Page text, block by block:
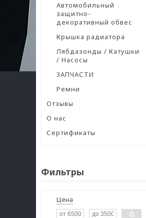
Автомобильный
защитно-
декоративный обвес
Крышка радиатора
Лябдазонды / Катушки
/ Насосы
ЗАПЧАСТИ
Ремни
Отзывы
О нас
Сертификаты
Фильтры
Цена